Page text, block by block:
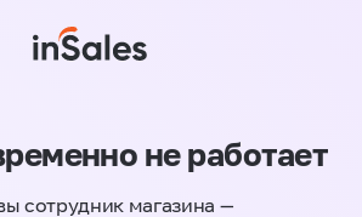
не работает
сотрудник магазина —